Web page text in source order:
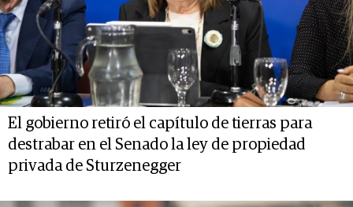
El gobierno retiró el capítulo de tierras para
destrabar en el Senado la ley de propiedad
privada de Sturzenegger